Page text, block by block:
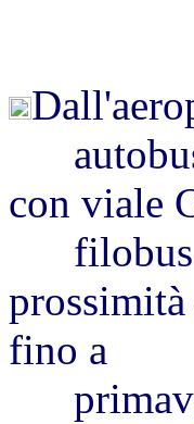
autobus
con viale
filobus
fino a